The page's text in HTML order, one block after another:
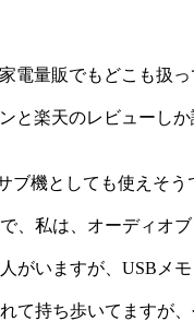
電量販でもどこも扱
と楽天のレビューし
ブ機としても使えそう
、私は、オーディオ
がいますが、USBメ
て持ち歩いてますが